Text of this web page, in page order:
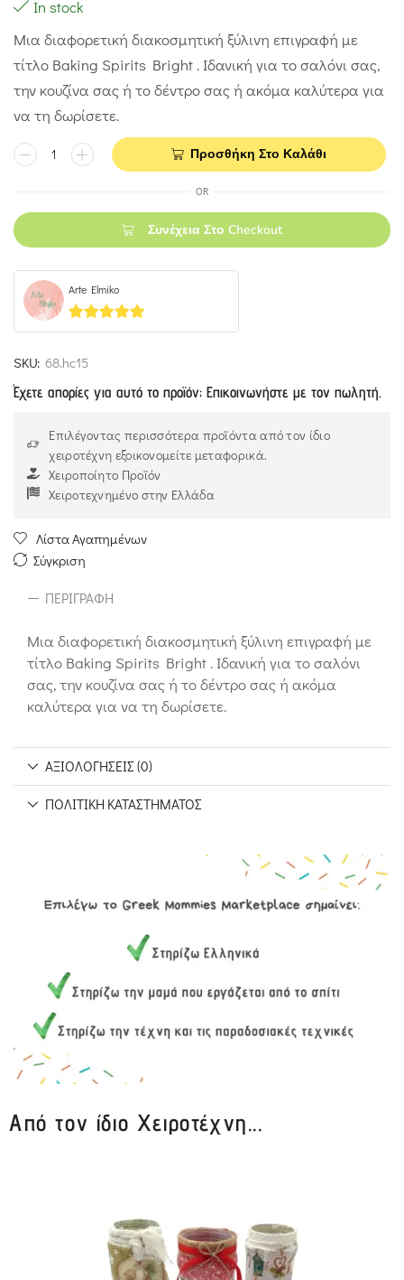
In stock
Μια διαφορετική διακοσμητική ξύλινη επιγραφή με
τίτλο Baking Spirits Bright . Ιδανική για τo σαλόνι σας,
την κουζίνα σας ή το δέντρο σας ή ακόμα καλύτερα για
να τη δωρίσετε.
Προσθήκη Στο Καλάθι
OR
Συνέχεια Στο Checkout
Arte Elmiko
5out of 5
SKU: 68.hc15
Έχετε απορίες για αυτό το προϊόν; Επικοινωνήστε με τον πωλητή.
Επιλέγοντας περισσότερα προϊόντα από τον ίδιο
χειροτέχνη εξοικονομείτε μεταφορικά.
Χειροποίητο Προϊόν
Χειροτεχνημένο στην Ελλάδα
Λίστα Αγαπημένων
Σύγκριση
ΠΕΡΙΓΡΑΦΉ
Μια διαφορετική διακοσμητική ξύλινη επιγραφή με
τίτλο Baking Spirits Bright . Ιδανική για τo σαλόνι
σας, την κουζίνα σας ή το δέντρο σας ή ακόμα
καλύτερα για να τη δωρίσετε.
ΑΞΙΟΛΟΓΉΣΕΙΣ (0)
ΠΟΛΙΤΙΚΉ ΚΑΤΑΣΤΉΜΑΤΟΣ
Από τον ίδιο Χειροτέχνη...